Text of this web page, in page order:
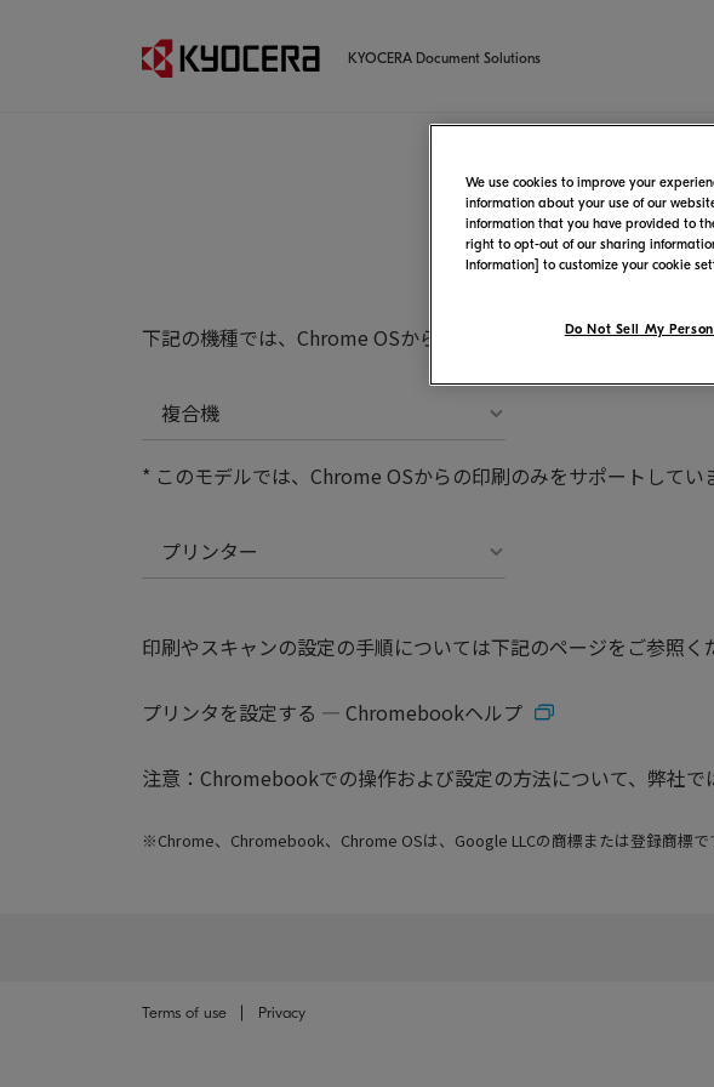
KYOCERA Document Solutions
Chrome
下記の機種では、Chrome OSからPPD利用して印刷することや
複合機
* このモデルでは、Chrome OSからの印刷のみをサポートしてい
プリンター
印刷やスキャンの設定の手順については下記のページをご参照く
プリンタを設定する ― Chromebookヘルプ
注意：Chromebookでの操作および設定の方法について、弊社で
※Chrome、Chromebook、Chrome OSは、Google LLCの商標または登録商標で
Terms of use Privacy
We use cookies to improve your
information about your use of our
information that you have provided to
right to opt-out of our sharing
Information] to customize your cookie
Do Not Sell My